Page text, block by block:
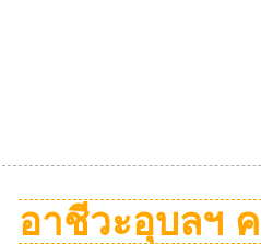
อาชีวะอุบลฯ